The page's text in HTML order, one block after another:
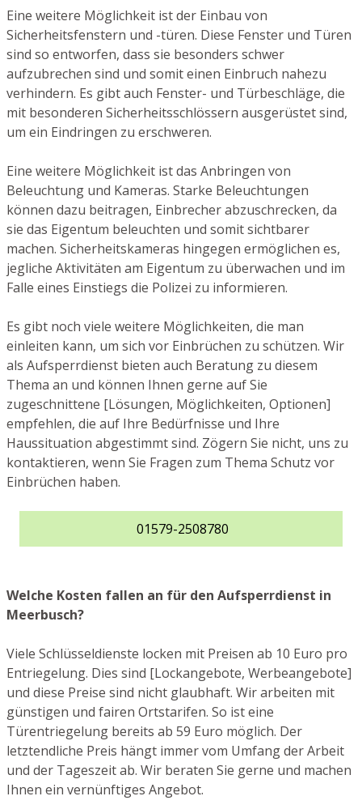
Eine weitere Möglichkeit ist der Einbau von
Sicherheitsfenstern und -türen. Diese Fenster und Türen
sind so entworfen, dass sie besonders schwer
aufzubrechen sind und somit einen Einbruch nahezu
verhindern. Es gibt auch Fenster- und Türbeschläge, die
mit besonderen Sicherheitsschlössern ausgerüstet sind,
um ein Eindringen zu erschweren.
Eine weitere Möglichkeit ist das Anbringen von
Beleuchtung und Kameras. Starke Beleuchtungen
können dazu beitragen, Einbrecher abzuschrecken, da
sie das Eigentum beleuchten und somit sichtbarer
machen. Sicherheitskameras hingegen ermöglichen es,
jegliche Aktivitäten am Eigentum zu überwachen und im
Falle eines Einstiegs die Polizei zu informieren.
Es gibt noch viele weitere Möglichkeiten, die man
einleiten kann, um sich vor Einbrüchen zu schützen. Wir
als Aufsperrdienst bieten auch Beratung zu diesem
Thema an und können Ihnen gerne auf Sie
zugeschnittene [Lösungen, Möglichkeiten, Optionen]
empfehlen, die auf Ihre Bedürfnisse und Ihre
Haussituation abgestimmt sind. Zögern Sie nicht, uns zu
kontaktieren, wenn Sie Fragen zum Thema Schutz vor
Einbrüchen haben.
01579-2508780
Welche Kosten fallen an für den Aufsperrdienst in
Meerbusch?
Viele Schlüsseldienste locken mit Preisen ab 10 Euro pro
Entriegelung. Dies sind [Lockangebote, Werbeangebote]
und diese Preise sind nicht glaubhaft. Wir arbeiten mit
günstigen und fairen Ortstarifen. So ist eine
Türentriegelung bereits ab 59 Euro möglich. Der
letztendliche Preis hängt immer vom Umfang der Arbeit
und der Tageszeit ab. Wir beraten Sie gerne und machen
Ihnen ein vernünftiges Angebot.